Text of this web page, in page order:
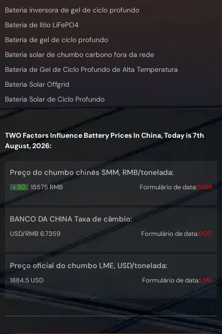
Bateria inversora de gel de ciclo profundo
Bateria de lítio LiFePO4
Bateria de gel de ciclo profundo
Bateria solar de chumbo carbono fora da rede
Bateria de Gel de Ciclo Profundo de Alta Temperatura
Bateria Solar Offgrid
Bateria Solar de Ciclo Profundo
TWO Factors Influence Battery Prices In China, Today is 7th
August, 2026:
Preço do chumbo chinês SMM, RMB/tonelada:
+ 50 15575 RMB Formulário de data:SMM
BANCO DA CHINA Taxa de câmbio:
USD/RMB 6.7359 Formulário de data:BOC
Preço oficial do chumbo LME, USD/tonelada:
1884.5 USD Formulário de data:LME